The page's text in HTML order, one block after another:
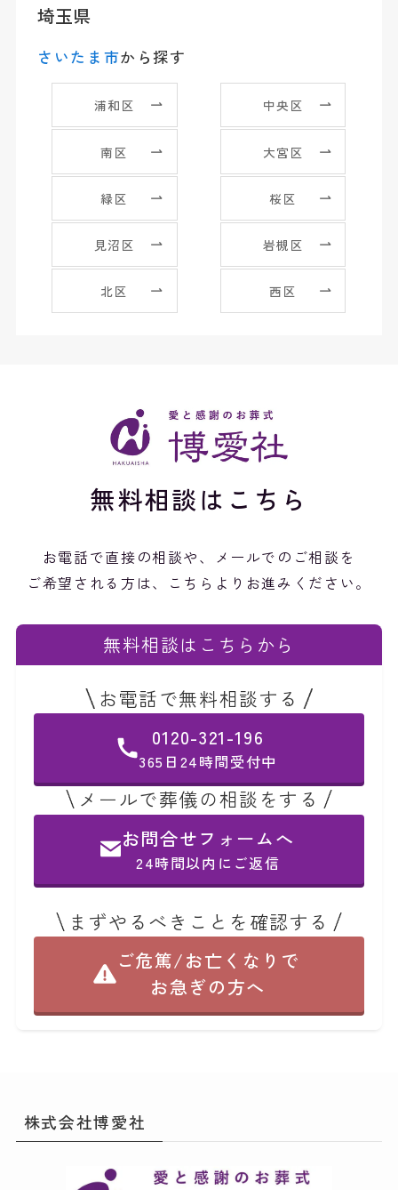
埼玉県
さいたま市から探す
浦和区 中央区
南区 大宮区
緑区 桜区
見沼区 岩槻区
北区 西区
無料相談はこちら
お電話で直接の相談や、メールでのご相談を
ご希望される方は、こちらよりお進みください。
無料相談はこちらから
お電話で無料相談する
0120-321-196
365日24時間受付中
メールで葬儀の相談をする
お問合せフォームへ
24時間以内にご返信
まずやるべきことを確認する
ご危篤/お亡くなりで
お急ぎの方へ
株式会社博愛社